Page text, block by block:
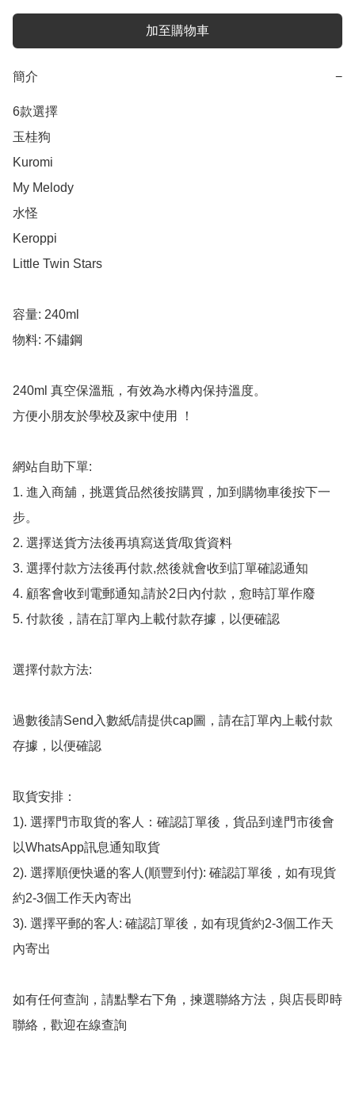
加至購物車
簡介 −
6款選擇
玉桂狗
Kuromi
My Melody
水怪
Keroppi
Little Twin Stars
容量: 240ml
物料: 不鏽鋼
240ml 真空保溫瓶，有效為水樽內保持溫度。
方便小朋友於學校及家中使用 ！
網站自助下單:
1. 進入商舖，挑選貨品然後按購買，加到購物車後按下一
步。
2. 選擇送貨方法後再填寫送貨/取貨資料
3. 選擇付款方法後再付款,然後就會收到訂單確認通知
4. 顧客會收到電郵通知,請於2日內付款，愈時訂單作廢
5. 付款後，請在訂單內上載付款存據，以便確認
選擇付款方法:
過數後請Send入數紙/請提供cap圖，請在訂單內上載付款
存據，以便確認
取貨安排：
1). 選擇門市取貨的客人：確認訂單後，貨品到達門市後會
以WhatsApp訊息通知取貨
2). 選擇順便快遞的客人(順豐到付): 確認訂單後，如有現貨
約2-3個工作天內寄出
3). 選擇平郵的客人: 確認訂單後，如有現貨約2-3個工作天
內寄出
如有任何查詢，請點擊右下角，揀選聯絡方法，與店長即時
聯絡，歡迎在線查詢